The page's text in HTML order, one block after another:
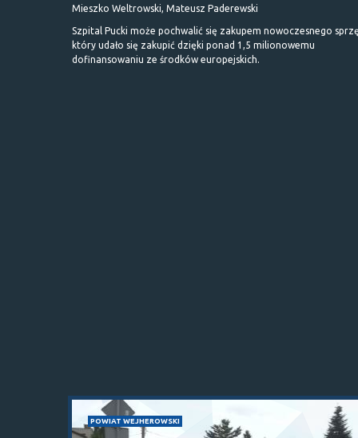
Mieszko Weltrowski, Mateusz Paderewski
Szpital Pucki może pochwalić się zakupem nowoczesnego
który udało się zakupić dzięki ponad 1,5 milionowemu
dofinansowaniu ze środków europejskich.
POWIAT WEJHEROWSKI